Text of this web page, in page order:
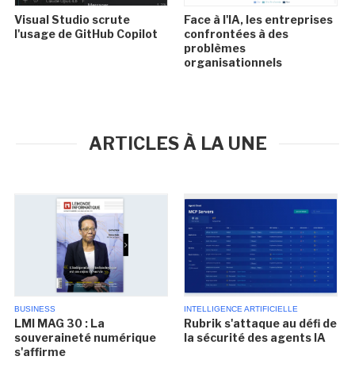
Visual Studio scrute
l'usage de GitHub Copilot
Face à l'IA, les entreprises
confrontées à des
problèmes
organisationnels
ARTICLES À LA UNE
BUSINESS
LMI MAG 30 : La
souveraineté numérique
s'affirme
INTELLIGENCE ARTIFICIELLE
Rubrik s'attaque au défi de
la sécurité des agents IA